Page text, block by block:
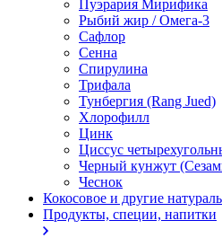
Пуэрария Мирифика
Рыбий жир / Омега-3
Сафлор
Сенна
Спирулина
Трифала
Тунбергия (Rang Jued)
Хлорофилл
Цинк
Циссус
Черный кунжут
Чеснок
Кокосовое и другие
Продукты, специи, напитки